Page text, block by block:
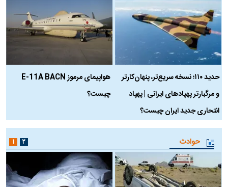
حدید ۱۱۰؛ نسخه سریع‌تر، پنهان‌کارتر
و مرگبارتر پهپادهای ایرانی | پهپاد
انتحاری جدید ایران چیست؟
هواپیمای مرموز E-11A BACN
چیست؟
حوادث ۱ ۲